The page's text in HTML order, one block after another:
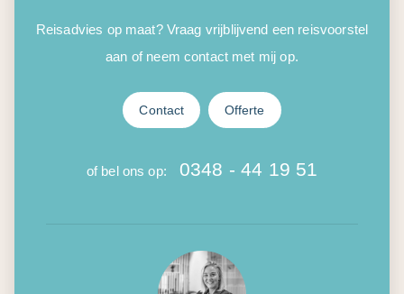
Reisadvies op maat? Vraag vrijblijvend een reisvoorstel
aan of neem contact met mij op.
Contact Offerte
of bel ons op: 0348 - 44 19 51